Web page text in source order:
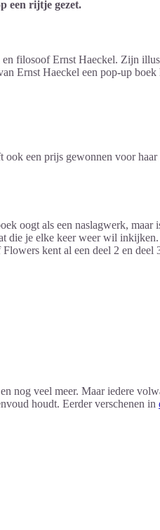
een rijtje gezet.
filosoof Ernst Haeckel. Zijn
Ernst Haeckel een pop-up
ook een prijs gewonnen voor
oogt als een naslagwerk, maar
die je elke keer weer wil
kent al een deel 2 en deel
nog veel meer. Maar iedere
houdt. Eerder verschenen in